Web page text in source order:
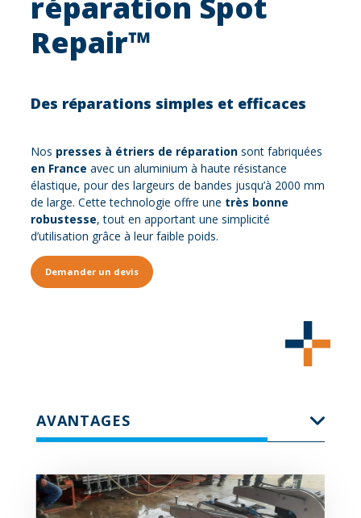
Repair™
Des réparations simples et efficaces
Nos presses à étriers de réparation sont fabriquées
en France avec un aluminium à haute résistance
élastique, pour des largeurs de bandes jusqu’à 2000 mm
de large. Cette technologie offre une très bonne
robustesse, tout en apportant une simplicité
d’utilisation grâce à leur faible poids.
Demander un devis
AVANTAGES